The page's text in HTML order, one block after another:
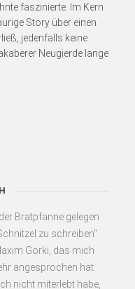
faszinierte. Im Kern
Story über einen
jedenfalls keine
Neugierde lange
Bratpfanne gelegen
zu schreiben"
Gorki, das mich
angesprochen hat.
nicht miterlebt habe,